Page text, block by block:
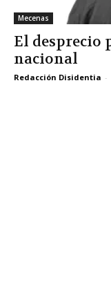
Mecenas
El desprecio
nacional
Redacción Disidentia -